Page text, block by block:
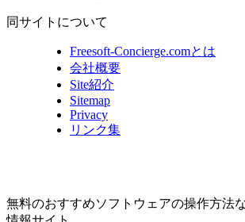
同サイトについて
Freesoft-Concierge.comとは
会社概要
Site紹介
Sitemap
Privacy
リンク集
無料のおすすめソフトウェアの操作方法な